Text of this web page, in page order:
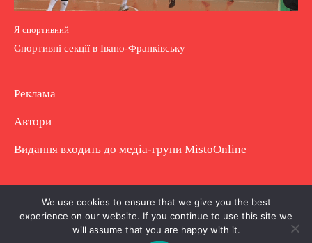
Я спортивний
Спортивні секції в Івано-Франківську
Реклама
Автори
Видання входить до медіа-групи MistoOnline
Copyright © Повне використання матеріалу
заборонено. Частково можна з гіперпосиланням.
We use cookies to ensure that we give you the best
experience on our website. If you continue to use this site we
will assume that you are happy with it.